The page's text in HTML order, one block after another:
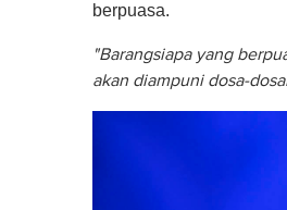
berpuasa.
"Barangsiapa yang
akan diampuni dosa-